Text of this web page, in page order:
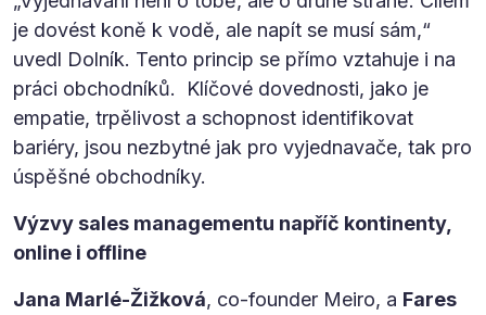
je dovést koně k vodě, ale napít se musí sám,“
uvedl Dolník. Tento princip se přímo vztahuje i na
práci obchodníků. Klíčové dovednosti, jako je
empatie, trpělivost a schopnost identifikovat
bariéry, jsou nezbytné jak pro vyjednavače, tak pro
úspěšné obchodníky.
Výzvy sales managementu napříč kontinenty,
online i offline
Jana Marlé-Žižková, co-founder Meiro, a Fares